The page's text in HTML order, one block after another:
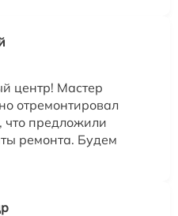
центр! Мастер
отремонтировал
что предложили
ремонта. Будем